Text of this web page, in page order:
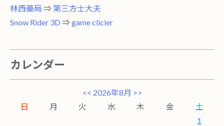
林西藥局 ⇒ 第三方士大夫
Snow Rider 3D ⇒ game clicier
カレンダー
<< 2026年8月 >>
日
月 火 水 木 金
土
1